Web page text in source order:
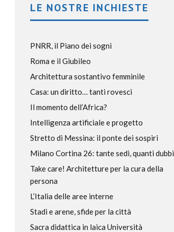
LE NOSTRE INCHIESTE
PNRR, il Piano dei sogni
Roma e il Giubileo
Architettura sostantivo femminile
Casa: un diritto… tanti rovesci
Il momento dell’Africa?
Intelligenza artificiale e progetto
Stretto di Messina: il ponte dei sospiri
Milano Cortina 26: tante sedi, quanti dubbi
Take care! Architetture per la cura della
persona
L’Italia delle aree interne
Stadi e arene, sfide per la città
Sacra didattica in laica Università